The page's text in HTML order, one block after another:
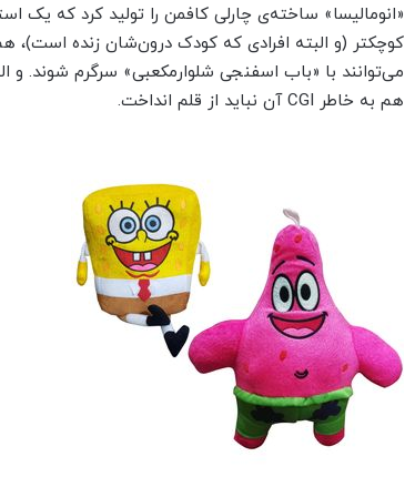
«انومالیسا» ساخته‌ی چارلی کافمن را تولید کرد که
کوچکتر (و البته افرادی که کودک درون‌شان زنده است)،
می‌توانند با «باب اسفنجی شلوارمکعبی» سرگرم شوند. و
هم به خاطر CGI آن نباید از قلم انداخت.